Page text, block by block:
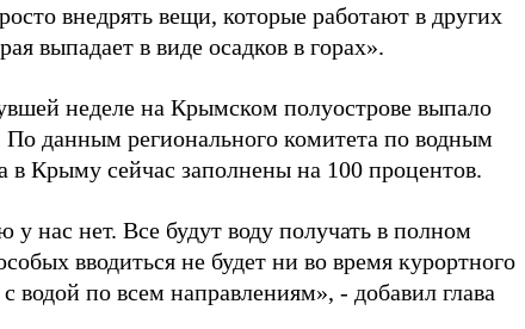
внедрять вещи, которые работают в других
выпадает в виде осадков в горах».
неделе на Крымском полуострове выпало
По данным регионального комитета по водным
в Крыму сейчас заполнены на 100 процентов.
нас нет. Все будут воду получать в полном
вводиться не будет ни во время курортного
водой по всем направлениям», - добавил глава